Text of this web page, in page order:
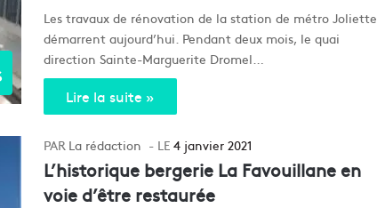
Les travaux de rénovation de la station de métro Joliette
démarrent aujourd’hui. Pendant deux mois, le quai
direction Sainte-Marguerite Dromel…
Lire la suite »
La rédaction 4 janvier 2021
L’historique bergerie La Favouillane en
voie d’être restaurée